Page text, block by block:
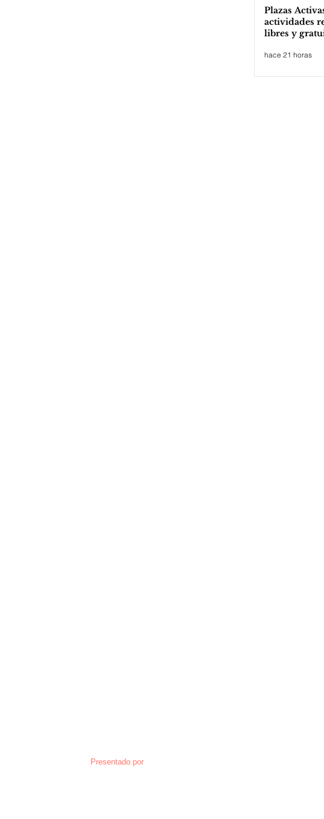
Plazas
actividades
libres y
hace 21 horas
Presentado por